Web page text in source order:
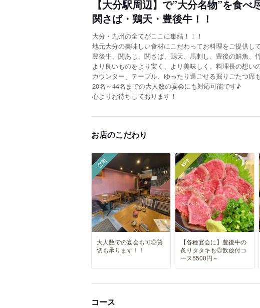
【大分駅周辺】で”大分名物”を食
関さば・鶏天・豊後牛！！
大分・九州の全てがここに集結！！！
地元大分の美味しい食材にこだわってお料理をご提供して
豊後牛、関あじ、関さば、鶏天、馬刺し、豊後の鮮魚、
より良いものをより安く、より美味しく。料理長の想い
カウンター、テーブル、ゆったり過ごせる掘りごたつ席
20名～44名までの大人数の宴会にも対応可能です♪
心よりお待ちしております！
お店のこだわり
空間
大人数での宴会も可◎貸
切も承ります！！
料理
【各種宴会に】豊後牛の
炙りタタキも◎飲放付コ
ース5500円～
コース